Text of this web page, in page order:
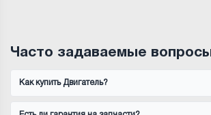
Часто задаваемые
Как купить Двигатель?